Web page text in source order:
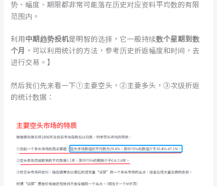
势、幅度、期限都非常可能落在历史对应资料平均数的有限
范围内。
利用中期趋势投机是明智的选择，它一般持续数个星期到数
个月 ，可以利用统计的方法，参考历史折返幅度和时间，去
进行交易。】
然后我们先来看一下①主要空头，②主要多头，③次级折返
的统计数据：